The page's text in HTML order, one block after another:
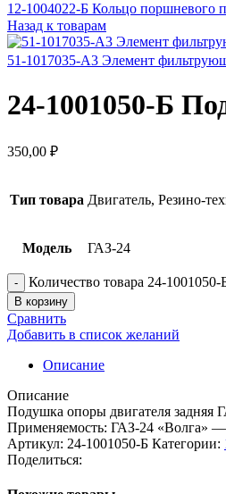
12-1004022-Б Кольцо поршневого
Назад к товарам
51-1017035-А3 Элемент
24-1001050-Б
350,00 ₽
Тип товара Двигатель, Резино-
Модель ГАЗ-24
Количество товара 24-
В корзину
Сравнить
Добавить в список желаний
Описание
Описание
Подушка опоры двигателя задняя
Применяемость: ГАЗ-24 «Волга»
Артикул: 24-1001050-Б Категории:
Поделиться: